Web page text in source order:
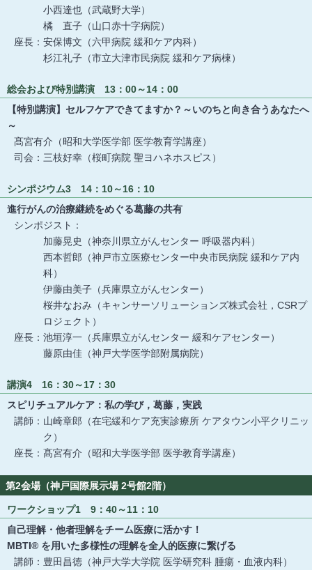
小西達也（武蔵野大学）
橘 直子（山口赤十字病院）
座長：安保博文（六甲病院 緩和ケア内科）
杉江礼子（市立大津市民病院 緩和ケア病棟）
総会および特別講演 13：00～14：00
【特別講演】セルフケアできてますか？～いのちと向き合うあなたへ
～
髙宮有介（昭和大学医学部 医学教育学講座）
司会：三枝好幸（桜町病院 聖ヨハネホスピス）
シンポジウム3 14：10～16：10
進行がんの治療継続をめぐる葛藤の共有
シンポジスト：
加藤晃史（神奈川県立がんセンター 呼吸器内科）
西本哲郎（神戸市立医療センター中央市民病院 緩和ケア内
科）
伊藤由美子（兵庫県立がんセンター）
桜井なおみ（キャンサーソリューションズ株式会社，CSRプ
ロジェクト）
座長：池垣淳一（兵庫県立がんセンター 緩和ケアセンター）
藤原由佳（神戸大学医学部附属病院）
講演4 16：30～17：30
スピリチュアルケア：私の学び，葛藤，実践
講師：山崎章郎（在宅緩和ケア充実診療所 ケアタウン小平クリニッ
ク）
座長：髙宮有介（昭和大学医学部 医学教育学講座）
第2会場（神戸国際展示場 2号館2階）
ワークショップ1 9：40～11：10
自己理解・他者理解をチーム医療に活かす！
MBTI® を用いた多様性の理解を全人的医療に繋げる
講師：豊田昌徳（神戸大学大学院 医学研究科 腫瘍・血液内科）